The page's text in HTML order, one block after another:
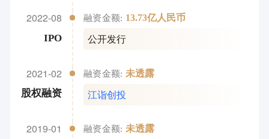
2022-08
IPO
融资金额: 13.73亿人民币
公开发行
2021-02
股权融资
融资金额: 未透露
江诣创投
2019-01 融资金额: 未透露